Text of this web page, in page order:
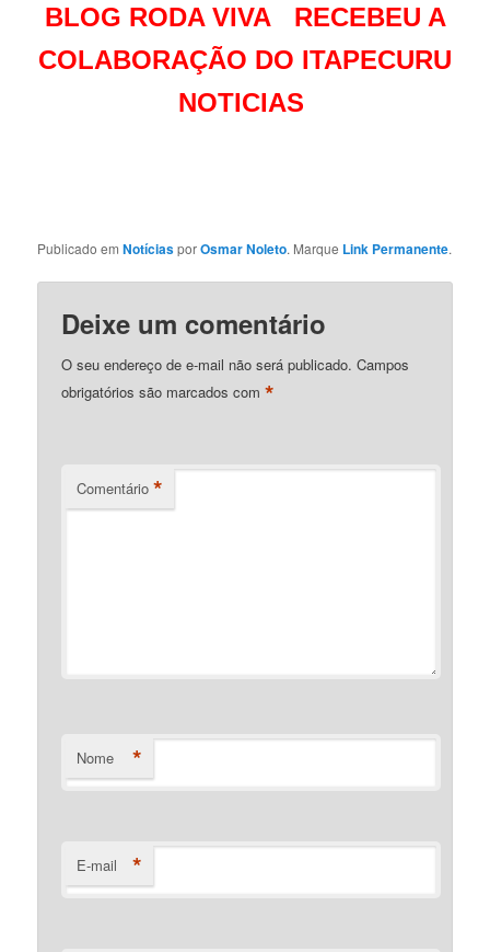
BLOG RODA VIVA RECEBEU A
COLABORAÇÃO DO ITAPECURU
NOTICIAS
Publicado emNotíciasporOsmar Noleto. Marque Link Permanente.
Deixe um comentário
O seu endereço de e-mail não será publicado. Campos
obrigatórios são marcados com*
Comentário *
Nome *
E-mail *